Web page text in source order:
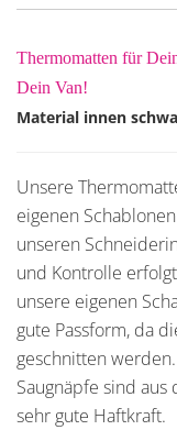
Thermomatten für
Dein Van!
Material innen
Unsere
eigenen
unseren
und Kontrolle
unsere eigenen
gute Passform, da
geschnitten
Saugnäpfe sind
sehr gute Haftkraft.